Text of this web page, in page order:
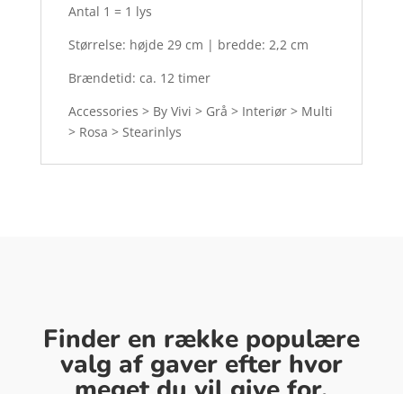
Antal 1 = 1 lys
Størrelse: højde 29 cm | bredde: 2,2 cm
Brændetid: ca. 12 timer
Accessories > By Vivi > Grå > Interiør > Multi
> Rosa > Stearinlys
Finder en række populære
valg af gaver efter hvor